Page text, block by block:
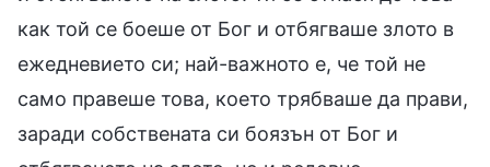
как той се боеше от Бог и отбягваше злото в
ежедневието си; най-важното е, че той не
само правеше това, което трябваше да прави,
заради собствената си боязън от Бог и